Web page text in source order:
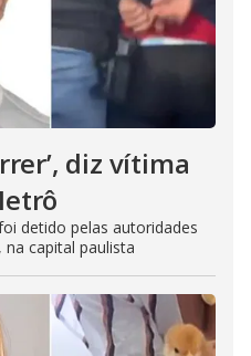
diz vítima
detido pelas autoridades
capital paulista